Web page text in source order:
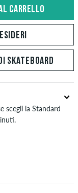
CARRELLO
SKATEBOARD
scegli la Standard